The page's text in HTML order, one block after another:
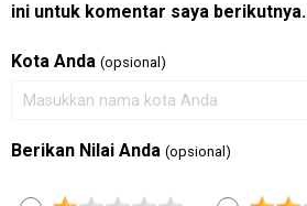
ini untuk komentar saya berikutnya.
Kota Anda (opsional)
Berikan Nilai Anda (opsional)